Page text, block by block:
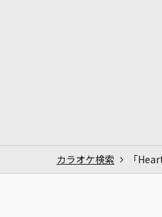
カラオケ検索 「